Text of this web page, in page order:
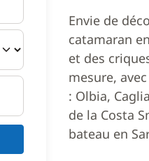
Envie de
catamaran
et des
mesure,
: Olbia,
de la Costa
bateau en